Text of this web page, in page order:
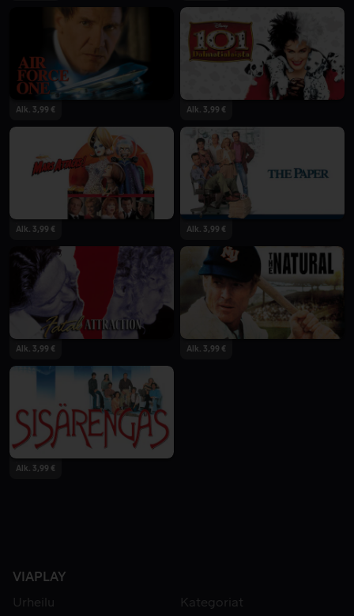
Alk. 3,99 € Alk. 3,99 €
Alk. 3,99 € Alk. 3,99 €
Alk. 3,99 € Alk. 3,99 €
Alk. 3,99 €
VIAPLAY
Urheilu
Kategoriat